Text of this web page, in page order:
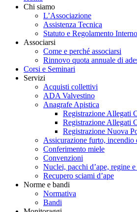
Chi siamo
L’Associazione
Assistenza Tecnica
Statuto e Regolamento Interno
Associarsi
Come e perché associarsi
Rinnovo quota annuale di
Corsi e Seminari
Servizi
Acquisti collettivi
ADA Valvestino
Anagrafe Apistica
Registrazione Allegati
Registrazione Allegati
Registrazione Nuova
Assicurazione furto, incendio
Conferimento miele
Convenzioni
Nuclei, pacchi d’ape, regine
Recupero sciami d’ape
Norme e bandi
Normativa
Bandi